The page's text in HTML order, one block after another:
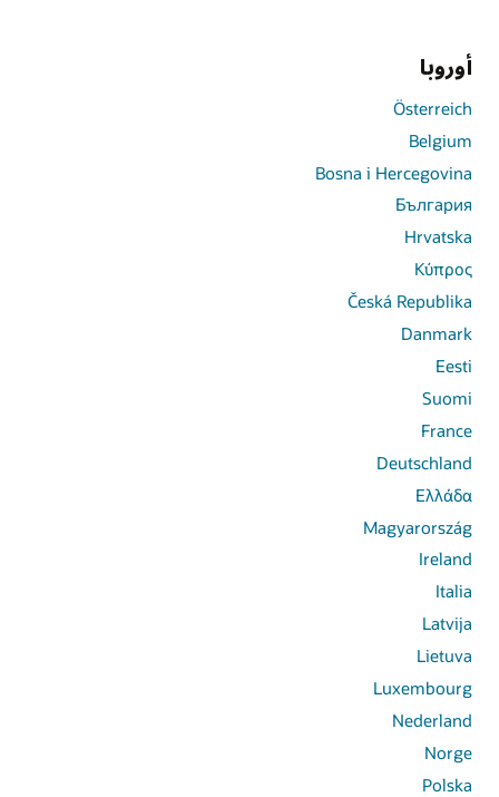
أوروبا
Österreich
Belgium
Bosna i Hercegovina
България
Hrvatska
Κύπρος
Česká Republika
Danmark
Eesti
Suomi
France
Deutschland
Ελλάδα
Magyarország
Ireland
Italia
Latvija
Lietuva
Luxembourg
Nederland
Norge
Polska